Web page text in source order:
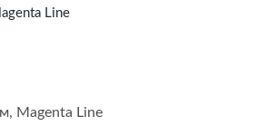
Line